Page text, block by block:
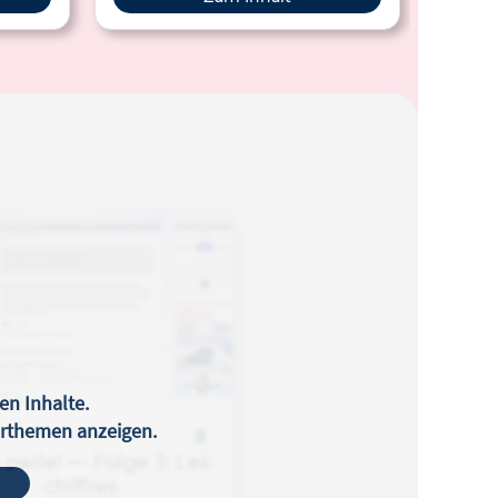
Inhalte.
anzeigen.
— Folge 3: Les